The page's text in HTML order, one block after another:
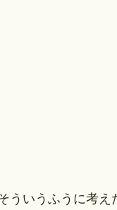
ういうふうに考え